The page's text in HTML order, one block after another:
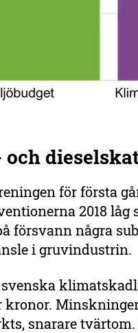
och
för första
2018 låg
försvann några
i gruvindustrin.
svenska
kronor.
snarare tvärtom.